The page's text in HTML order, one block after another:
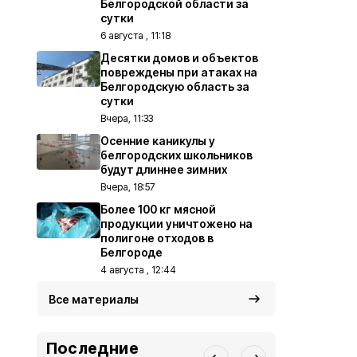
Белгородской области за
сутки
6 августа , 11:18
Десятки домов и объектов
повреждены при атаках на
Белгородскую область за
сутки
Вчера, 11:33
Осенние каникулы у
белгородских школьников
будут длиннее зимних
Вчера, 18:57
Более 100 кг мясной
продукции уничтожено на
полигоне отходов в
Белгороде
4 августа , 12:44
Все материалы
Последние